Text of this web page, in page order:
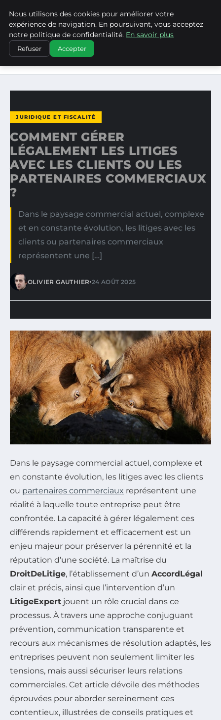
LA VANGUARDIA DEL SUR
ACCUEIL
JURIDIQUE ET FISCALITÉ
COMMENT GÉRER LÉGALEMENT LES LITIGES AVEC LES
JURIDIQUE ET FISCALITÉ
COMMENT GÉRER
LÉGALEMENT LES LITIGES
AVEC LES CLIENTS OU LES
PARTENAIRES COMMERCIAUX
?
Dans le paysage commercial actuel, complexe
et en constante évolution, les litiges avec les
clients ou partenaires commerciaux
représentent une […]
OLIVIER GAUTHIER•24 AOÛT 2025
Dans le paysage commercial actuel, complexe et
en constante évolution, les litiges avec les clients
ou partenaires commerciaux représentent une
réalité à laquelle toute entreprise peut être
confrontée. La capacité à gérer légalement ces
différends rapidement et efficacement est un
enjeu majeur pour préserver la pérennité et la
réputation d’une société. La maîtrise du
DroitDeLitige, l’établissement d’un AccordLégal
clair et précis, ainsi que l’intervention d’un
LitigeExpert jouent un rôle crucial dans ce
processus. À travers une approche conjuguant
prévention, communication transparente et
recours aux mécanismes de résolution adaptés, les
entreprises peuvent non seulement limiter les
tensions, mais aussi sécuriser leurs relations
commerciales. Cet article dévoile des méthodes
éprouvées pour aborder sereinement ces
contentieux, illustrées de conseils pratiques et
Nous utilisons des cookies pour améliorer votre
expérience de navigation. En poursuivant, vous acceptez
notre politique de confidentialité. En savoir plus
Refuser Accepter